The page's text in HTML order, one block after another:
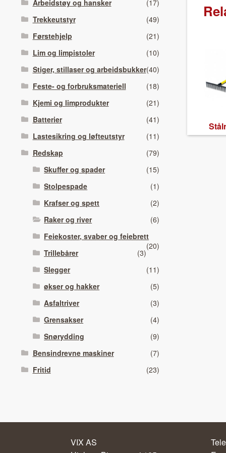
Arbeidstøy og hansker
(17)
Trekkeutstyr
(49)
Førstehjelp
(21)
Lim og limpistoler
(10)
Stiger, stillaser og arbeidsbukker(40)
Feste- og forbruksmateriell
(18)
Kjemi og limprodukter
(21)
Batterier
(41)
Lastesikring og løfteutstyr
(11)
Redskap
(79)
Skuffer og spader
(15)
Stolpespade
(1)
Krafser og spett
(2)
Raker og river
(6)
Feiekoster, svaber og feiebrett
(20)
Trillebårer
(3)
Slegger
(11)
økser og hakker
(5)
Asfaltriver
(3)
Grensakser
(4)
Snørydding
(9)
Bensindrevne maskiner
(7)
Fritid
(23)
VIX AS